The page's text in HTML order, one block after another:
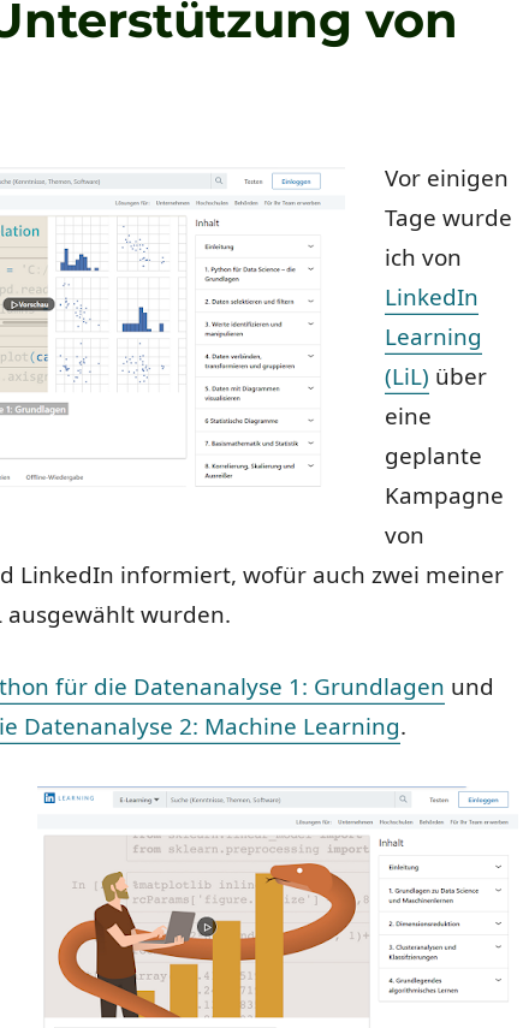
von
Vor einigen
Tage wurde
ich von
LinkedIn
Learning
(LiL) über
eine
geplante
Kampagne
von
LinkedIn informiert, wofür auch zwei meiner
ausgewählt wurden.
für die Datenanalyse 1: Grundlagen und
Datenanalyse 2: Machine Learning.